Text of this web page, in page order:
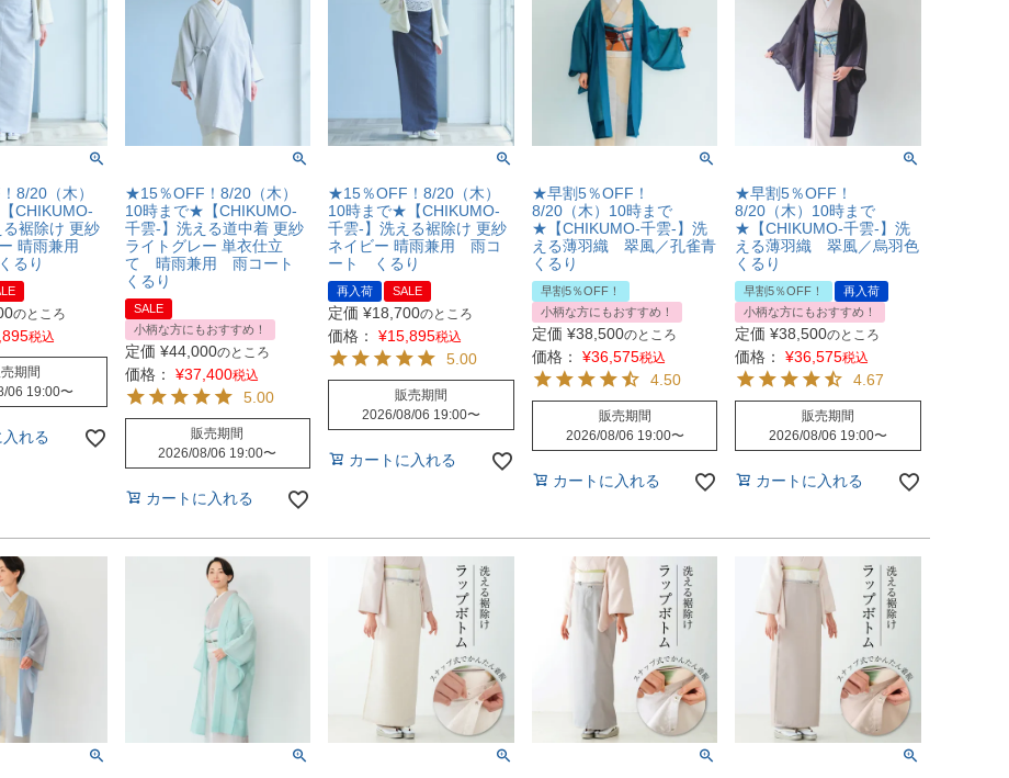
8/20（木）
CHIKUMO-
裾除け 更紗
晴雨兼用
るり
のところ
税込
期間
06 19:00〜
れる
★15％OFF！8/20（木）
10時まで★【CHIKUMO-
千雲-】洗える道中着 更紗
ライトグレー 単衣仕立
て 晴雨兼用 雨コート
くるり
SALE
小柄な方にもおすすめ！
定価 ¥44,000のところ
価格： ¥37,400税込
5.00
販売期間
2026/08/06 19:00〜
カートに入れる
★15％OFF！8/20（木）
10時まで★【CHIKUMO-
千雲-】洗える裾除け 更紗
ネイビー 晴雨兼用 雨コ
ート くるり
再入荷 SALE
定価 ¥18,700のところ
価格： ¥15,895税込
5.00
販売期間
2026/08/06 19:00〜
カートに入れる
★早割5％OFF！
8/20（木）10時まで
★【CHIKUMO-千雲-】洗
える薄羽織 翠風／孔雀青
くるり
早割5％OFF！
小柄な方にもおすすめ！
定価 ¥38,500のところ
価格： ¥36,575税込
4.50
販売期間
2026/08/06 19:00〜
カートに入れる
★早割5％OFF！
8/20（木）10時まで
★【CHIKUMO-千雲-】洗
える薄羽織 翠風／烏羽色
くるり
早割5％OFF！
再入荷
小柄な方にもおすすめ！
定価 ¥38,500のところ
価格： ¥36,575税込
4.67
販売期間
2026/08/06 19:00〜
カートに入れる